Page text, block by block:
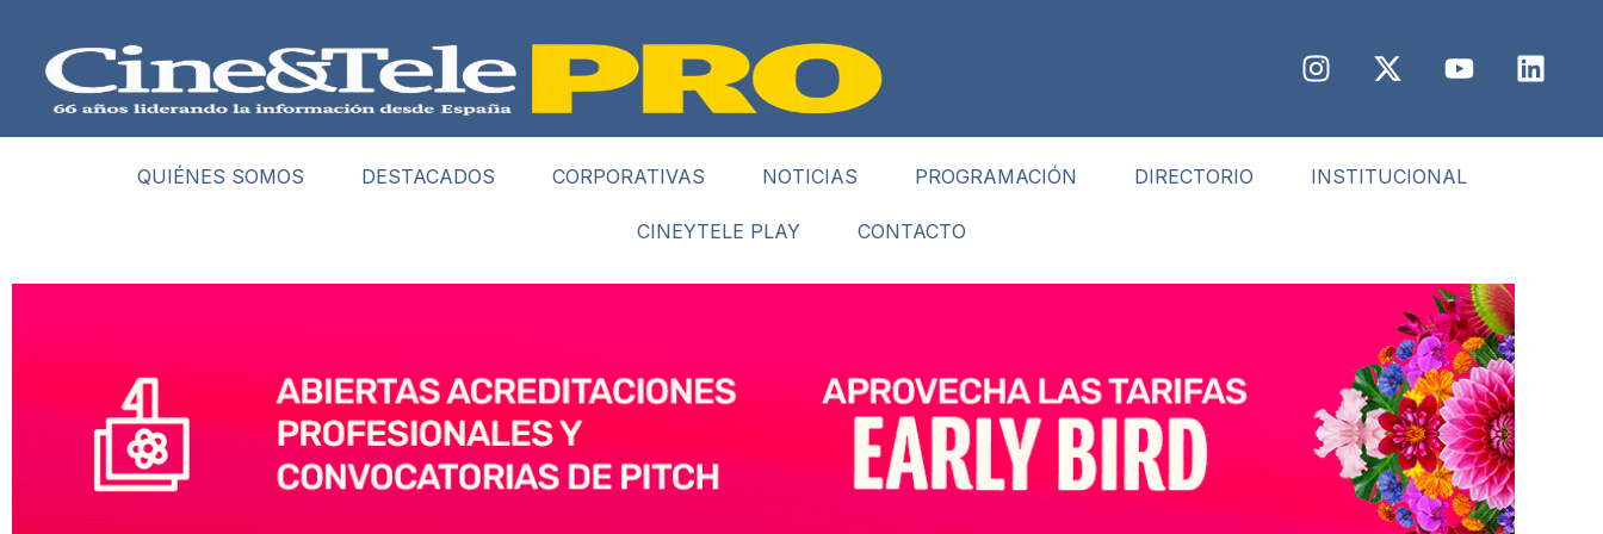
QUIÉNES SOMOS DESTACADOS CORPORATIVAS NOTICIAS PROGRAMACIÓN DIRECTORIO INSTITUCIONAL
CINEYTELE PLAY CONTACTO